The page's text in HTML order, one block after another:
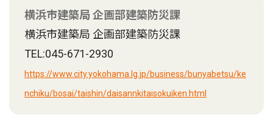
横浜市建築局 企画部建築防災課
横浜市建築局 企画部建築防災課
TEL:045-671-2930
https://www.city.yokohama.lg.jp/business/bunyabetsu/ke
nchiku/bosai/taishin/daisannkitaisokuiken.html